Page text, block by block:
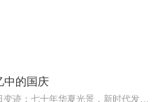
中的国庆